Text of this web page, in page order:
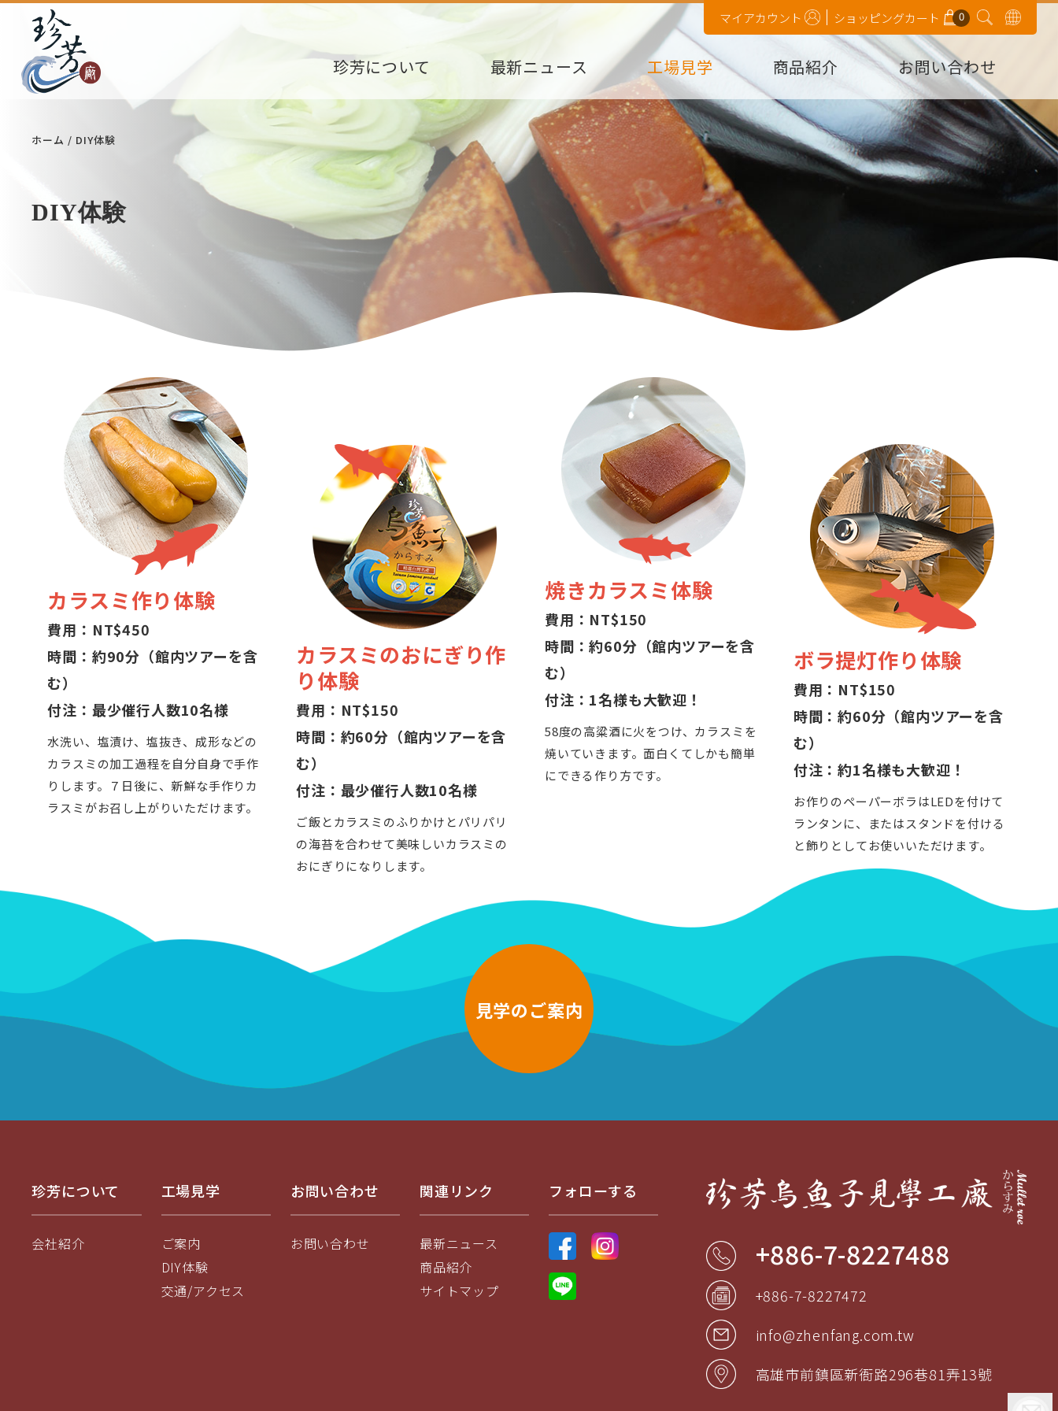
マイアカウント ショッピングカート 0
珍芳について 最新ニュース 工場見学 商品紹介 お問い合わせ
ホーム DIY体験
DIY体験
カラスミ作り体験
費用：NT$450
時間：約90分（館内ツアーを含
む）
付注：最少催行人数10名様
水洗い、塩漬け、塩抜き、成形などの
カラスミの加工過程を自分自身で手作
りします。７日後に、新鮮な手作りカ
ラスミがお召し上がりいただけます。
カラスミのおにぎり作
り体験
費用：NT$150
時間：約60分（館内ツアーを含
む）
付注：最少催行人数10名様
ご飯とカラスミのふりかけとパリパリ
の海苔を合わせて美味しいカラスミの
おにぎりになりします。
焼きカラスミ体験
費用：NT$150
時間：約60分（館内ツアーを含
む）
付注：1名様も大歓迎！
58度の高粱酒に火をつけ、カラスミを
焼いていきます。面白くてしかも簡単
にできる作り方です。
ボラ提灯作り体験
費用：NT$150
時間：約60分（館内ツアーを含
む）
付注：約1名様も大歓迎！
お作りのペーパーボラはLEDを付けて
ランタンに、またはスタンドを付ける
と飾りとしてお使いいただけます。
見学のご案内
珍芳について
会社紹介
工場見学
ご案内
DIY体験
交通/アクセス
お問い合わせ
お問い合わせ
関連リンク
最新ニュース
商品紹介
サイトマップ
フォローする
+886-7-8227488
+886-7-8227472
info@zhenfang.com.tw
高雄市前鎮區新衙路296巷81弄13號